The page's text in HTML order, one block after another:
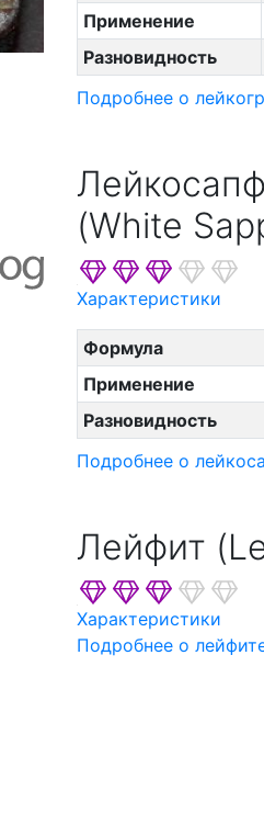
Применение
Разновидность
Подробнее о
(White
Характеристики
Формула
Применение
Разновидность
Подробнее о
Лейфит
Характеристики
Подробнее о